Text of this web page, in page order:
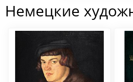
Немецкие